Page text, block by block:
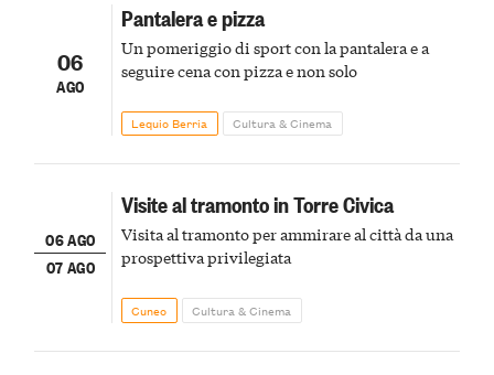
06
AGO
Pantalera e pizza
Un pomeriggio di sport con la pantalera e a
seguire cena con pizza e non solo
Lequio Berria Cultura & Cinema
06 AGO
07 AGO
Visite al tramonto in Torre Civica
Visita al tramonto per ammirare al città da una
prospettiva privilegiata
Cuneo Cultura & Cinema